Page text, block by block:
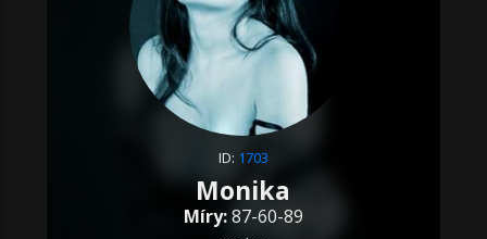
ID: 1703
Monika
Míry:87-60-89